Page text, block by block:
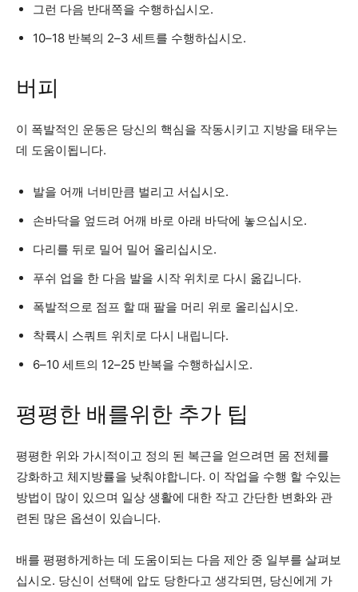
그런 다음 반대쪽을 수행하십시오.
10–18 반복의 2–3 세트를 수행하십시오.
버피
이 폭발적인 운동은 당신의 핵심을 작동시키고 지방을 태우는
데 도움이됩니다.
발을 어깨 너비만큼 벌리고 서십시오.
손바닥을 엎드려 어깨 바로 아래 바닥에 놓으십시오.
다리를 뒤로 밀어 밀어 올리십시오.
푸쉬 업을 한 다음 발을 시작 위치로 다시 옮깁니다.
폭발적으로 점프 할 때 팔을 머리 위로 올리십시오.
착륙시 스쿼트 위치로 다시 내립니다.
6–10 세트의 12–25 반복을 수행하십시오.
평평한 배를위한 추가 팁
평평한 위와 가시적이고 정의 된 복근을 얻으려면 몸 전체를
강화하고 체지방률을 낮춰야합니다. 이 작업을 수행 할 수있는
방법이 많이 있으며 일상 생활에 대한 작고 간단한 변화와 관
련된 많은 옵션이 있습니다.
배를 평평하게하는 데 도움이되는 다음 제안 중 일부를 살펴보
십시오. 당신이 선택에 압도 당한다고 생각되면, 당신에게 가